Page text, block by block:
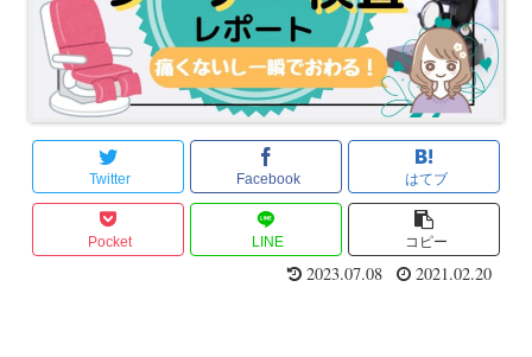
Twitter Facebook はてブ
Pocket LINE コピー
2023.07.08 2021.02.20